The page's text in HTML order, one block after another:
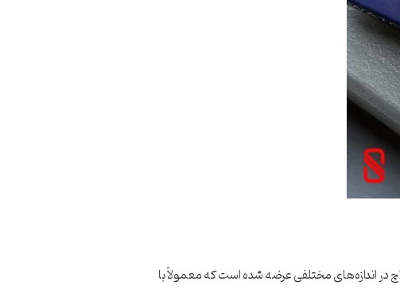
در اندازه‌های مختلفی عرضه شده است که معمولاً با